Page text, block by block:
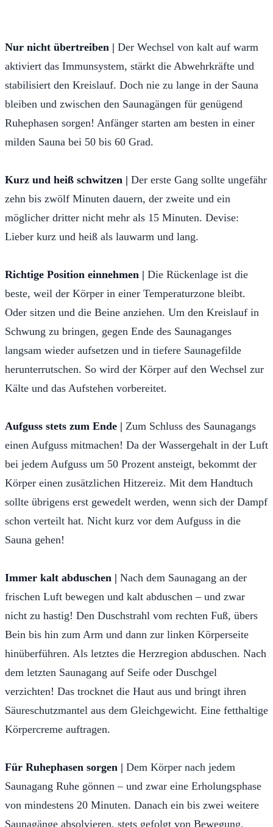
Nur nicht übertreiben | Der Wechsel von kalt auf warm
aktiviert das Immunsystem, stärkt die Abwehrkräfte und
stabilisiert den Kreislauf. Doch nie zu lange in der Sauna
bleiben und zwischen den Saunagängen für genügend
Ruhephasen sorgen! Anfänger starten am besten in einer
milden Sauna bei 50 bis 60 Grad.
Kurz und heiß schwitzen | Der erste Gang sollte ungefähr
zehn bis zwölf Minuten dauern, der zweite und ein
möglicher dritter nicht mehr als 15 Minuten. Devise:
Lieber kurz und heiß als lauwarm und lang.
Richtige Position einnehmen | Die Rückenlage ist die
beste, weil der Körper in einer Temperaturzone bleibt.
Oder sitzen und die Beine anziehen. Um den Kreislauf in
Schwung zu bringen, gegen Ende des Saunaganges
langsam wieder aufsetzen und in tiefere Saunagefilde
herunterrutschen. So wird der Körper auf den Wechsel zur
Kälte und das Aufstehen vorbereitet.
Aufguss stets zum Ende | Zum Schluss des Saunagangs
einen Aufguss mitmachen! Da der Wassergehalt in der Luft
bei jedem Aufguss um 50 Prozent ansteigt, bekommt der
Körper einen zusätzlichen Hitzereiz. Mit dem Handtuch
sollte übrigens erst gewedelt werden, wenn sich der Dampf
schon verteilt hat. Nicht kurz vor dem Aufguss in die
Sauna gehen!
Immer kalt abduschen | Nach dem Saunagang an der
frischen Luft bewegen und kalt abduschen – und zwar
nicht zu hastig! Den Duschstrahl vom rechten Fuß, übers
Bein bis hin zum Arm und dann zur linken Körperseite
hinüberführen. Als letztes die Herzregion abduschen. Nach
dem letzten Saunagang auf Seife oder Duschgel
verzichten! Das trocknet die Haut aus und bringt ihren
Säureschutzmantel aus dem Gleichgewicht. Eine fetthaltige
Körpercreme auftragen.
Für Ruhephasen sorgen | Dem Körper nach jedem
Saunagang Ruhe gönnen – und zwar eine Erholungsphase
von mindestens 20 Minuten. Danach ein bis zwei weitere
Saunagänge absolvieren, stets gefolgt von Bewegung,